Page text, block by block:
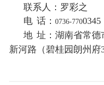
联系人：罗彩之
电 话： 0736-7700345
地 址：湖南省常德
新河路（碧桂园朗州府3